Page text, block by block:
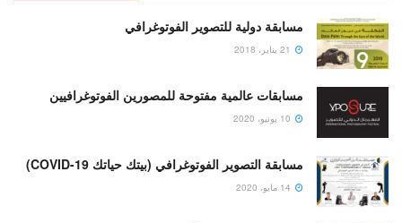
مسابقة دولية للتصوير الفوتوغرافي
مسابقات عالمية مفتوحة للمصورين الفوتوغرافيين
مسابقة التصوير الفوتوغرافي (بيتك حياتك COVID-19)